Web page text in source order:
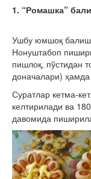
1. “Ромашка”
Ушбу юмшоқ балиш
Нонуштабоп
пишлоқ, пўстидан
доначалари)
Суратлар кетма-
келтирилади ва
давомида